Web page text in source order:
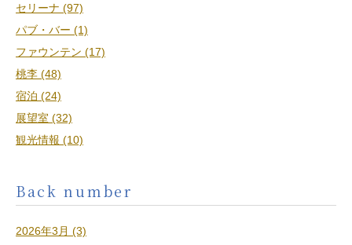
セリーナ (97)
パブ・バー (1)
ファウンテン (17)
桃李 (48)
宿泊 (24)
展望室 (32)
観光情報 (10)
Back number
2026年3月 (3)